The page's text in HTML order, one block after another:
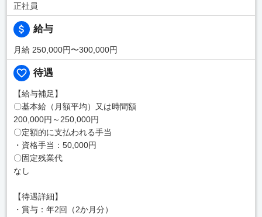
正社員
給与
月給 250,000円〜300,000円
待遇
【給与補足】
〇基本給（月額平均）又は時間額
200,000円～250,000円
〇定額的に支払われる手当
・資格手当：50,000円
〇固定残業代
なし
【待遇詳細】
・賞与：年2回（2か月分）